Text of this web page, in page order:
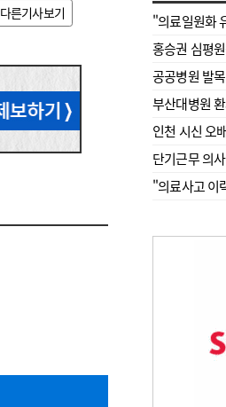
른기사보기
"의료일원화
홍승권 심평
공공병원 발
부산대병원
인천 시신 오
단기근무 의
"의료사고 이